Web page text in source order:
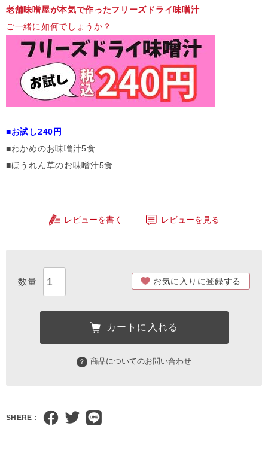
老舗味噌屋が本気で作ったフリーズドライ味噌汁
ご一緒に如何でしょうか？
■お試し240円
■わかめのお味噌汁5食
■ほうれん草のお味噌汁5食
レビューを書く レビューを見る
お気に入りに登録する
カートに入れる
商品についてのお問い合わせ
SHERE :